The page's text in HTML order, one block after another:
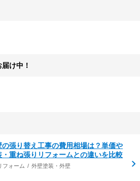
け中！
の張り替え工事の費用相場は？単価や
・重ね張りリフォームとの違いを比較
フォーム 外壁塗装・外壁